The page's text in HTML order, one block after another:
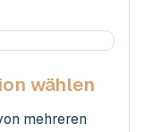
wählen
mehreren